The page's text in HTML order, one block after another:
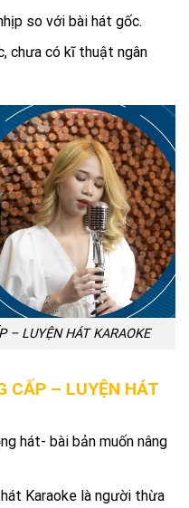
so với bài hát gốc.
chưa có kĩ thuật ngân
– LUYỆN HÁT KARAOKE
CẤP – LUYỆN HÁT
hát- bài bản muốn nâng
Karaoke là người thừa